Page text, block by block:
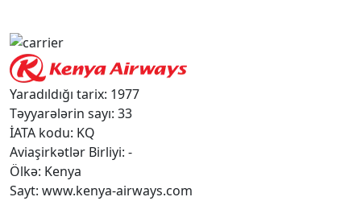
Yaradıldığı tarix: 1977
Təyyarələrin sayı: 33
İATA kodu: KQ
Aviaşirkətlər Birliyi: -
Ölkə: Kenya
Sayt: www.kenya-airways.com